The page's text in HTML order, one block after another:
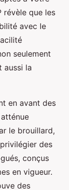
révèle que les
avec le
seulement
aussi la
en avant des
le brouillard,
des
conçus
en vigueur.
des